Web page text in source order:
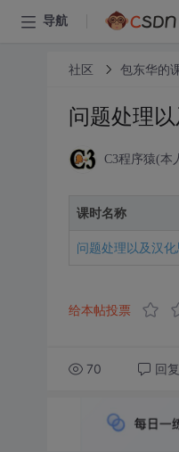
导航
社区 包东华的
问题处理
C3程序猿(本
课时名称
问题处理以及汉化
给本帖投票
70 回复